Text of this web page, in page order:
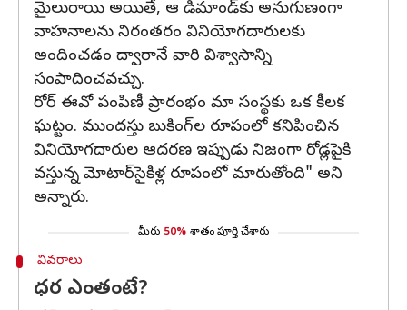
మైలురాయి అయితే, ఆ డిమాండ్‌కు అనుగుణంగా
వాహనాలను నిరంతరం వినియోగదారులకు
అందించడం ద్వారానే వారి విశ్వాసాన్ని
సంపాదించవచ్చు.
రోర్ ఈవో పంపిణీ ప్రారంభం మా సంస్థకు ఒక కీలక
ఘట్టం. ముందస్తు బుకింగ్‌ల రూపంలో కనిపించిన
వినియోగదారుల ఆదరణ ఇప్పుడు నిజంగా రోడ్లపైకి
వస్తున్న మోటార్‌సైకిళ్ల రూపంలో మారుతోంది" అని
అన్నారు.
మీరు 50% శాతం పూర్తి చేశారు
వివరాలు
ధర ఎంతంటే?